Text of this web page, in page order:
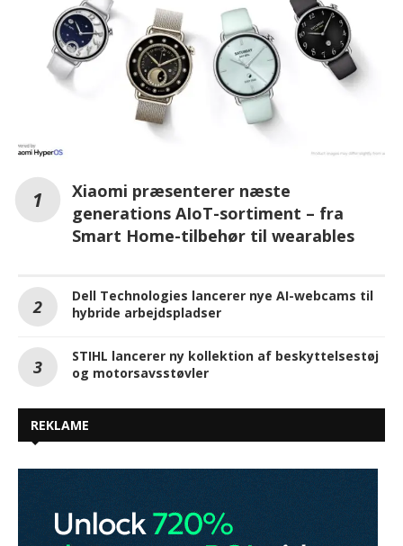
Xiaomi præsenterer næste
generations AIoT-sortiment – fra
Smart Home-tilbehør til wearables
Dell Technologies lancerer nye AI-webcams til
hybride arbejdspladser
STIHL lancerer ny kollektion af beskyttelsestøj
og motorsavsstøvler
REKLAME